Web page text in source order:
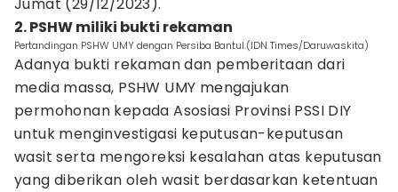
2. PSHW miliki bukti rekaman
Pertandingan PSHW UMY dengan Persiba Bantul.(IDN Times/Daruwaskita)
Adanya bukti rekaman dan pemberitaan dari
media massa, PSHW UMY mengajukan
permohonan kepada Asosiasi Provinsi PSSI DIY
untuk menginvestigasi keputusan-keputusan
wasit serta mengoreksi kesalahan atas keputusan
yang diberikan oleh wasit berdasarkan ketentuan